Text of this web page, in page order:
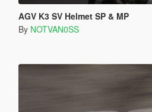
AGV K3 SV Helmet SP & MP
By NOTVAN0SS